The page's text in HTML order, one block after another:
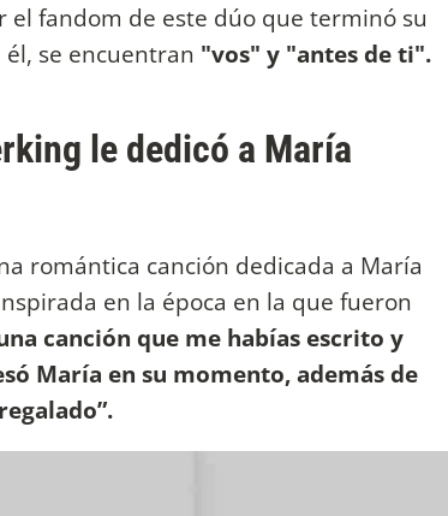
el fandom de este dúo que terminó su
se encuentran "vos" y "antes de ti".
le dedicó a María
romántica canción dedicada a María
en la época en la que fueron
canción que me habías escrito y
María en su momento, además de